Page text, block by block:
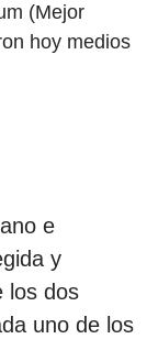
(Mejor
hoy medios
e
y
los dos
uno de los